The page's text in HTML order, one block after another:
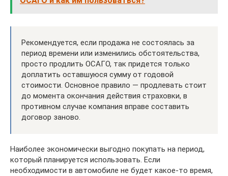
Рекомендуется, если продажа не состоялась за
период времени или изменились обстоятельства,
просто продлить ОСАГО, так придется только
доплатить оставшуюся сумму от годовой
стоимости. Основное правило — продлевать стоит
до момента окончания действия страховки, в
противном случае компания вправе составить
договор заново.
Наиболее экономически выгодно покупать на период,
который планируется использовать. Если
необходимости в автомобиле не будет какое-то время,